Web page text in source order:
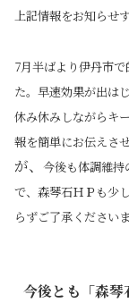
上記情報をお知らせ
7月半ばより伊丹市
た。早速効果が出は
休み休みしながらキ
報を簡単にお伝えさ
が、 今後も体調維持
で、森琴石ＨＰも少
らずご了承ください
今後とも「森